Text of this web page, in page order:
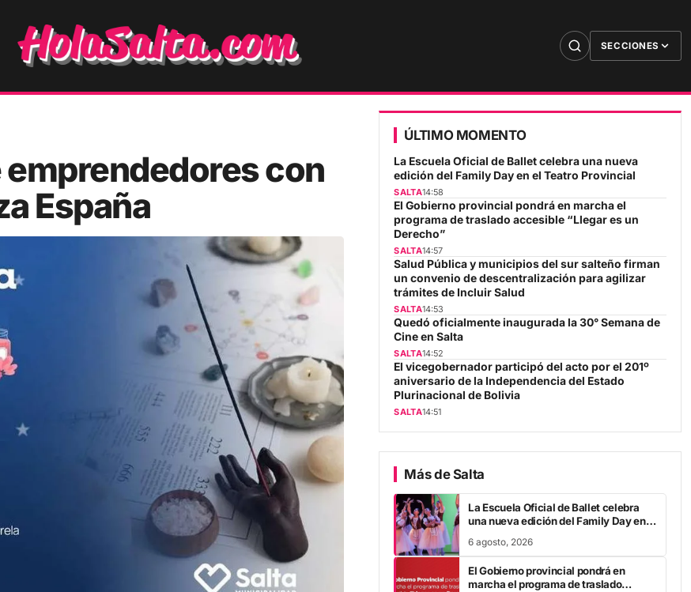
SECCIONES
emprendedores con
España
ÚLTIMO MOMENTO
La Escuela Oficial de Ballet celebra una nueva
edición del Family Day en el Teatro Provincial
SALTA14:58
El Gobierno provincial pondrá en marcha el
programa de traslado accesible “Llegar es un
Derecho”
SALTA14:57
Salud Pública y municipios del sur salteño firman
un convenio de descentralización para agilizar
trámites de Incluir Salud
SALTA14:53
Quedó oficialmente inaugurada la 30° Semana de
Cine en Salta
SALTA14:52
El vicegobernador participó del acto por el 201º
aniversario de la Independencia del Estado
Plurinacional de Bolivia
SALTA14:51
Más de Salta
La Escuela Oficial de Ballet celebra
una nueva edición del Family Day en el
6 agosto, 2026
El Gobierno provincial pondrá en
marcha el programa de traslado